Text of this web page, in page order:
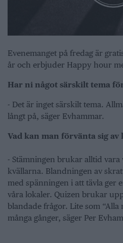
Evenemanget på fredag är
år och erbjuder Happy hour
Har ni något särskilt tema
- Det är inget särskilt tema.
långt på, säger Evhammar.
Vad kan man förvänta sig av
- Stämningen brukar alltid vara
kvällarna. Blandningen av
med spänningen i att tävla ger
våra lokaler. Quizen brukar
blandade frågor. Lite som
många gånger, säger Per